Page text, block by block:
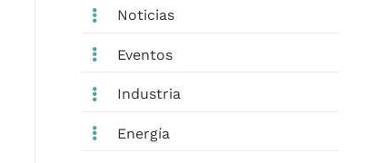
Noticias
Eventos
Industria
Energía